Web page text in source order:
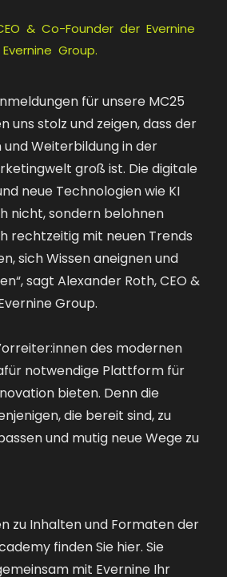
& Co-Founder der Evernine
Group.
für unsere MC25
uns stolz und zeigen, dass der
und Weiterbildung in der
groß ist. Die digitale
neue Technologien wie KI
nicht, sondern belohnen
rechtzeitig mit neuen Trends
sich Wissen aneignen und
sagt Alexander Roth, CEO &
Group.
des modernen
notwendige Plattform für
bieten. Denn die
die bereit sind, zu
und mutig neue Wege zu
zu Inhalten und Formaten der
finden Sie hier . Sie
mit Evernine Ihr